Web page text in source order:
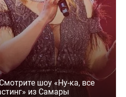
шоу «Ну-ка, все
из Самары